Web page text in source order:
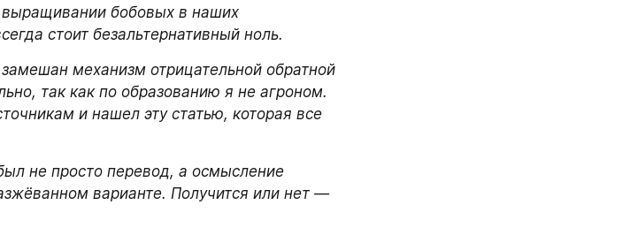
бобовых в наших
стоит безальтернативный ноль.
механизм отрицательной обратной
так как по образованию я не агроном.
и нашел эту статью, которая все
не просто перевод, а осмысление
варианте. Получится или нет —